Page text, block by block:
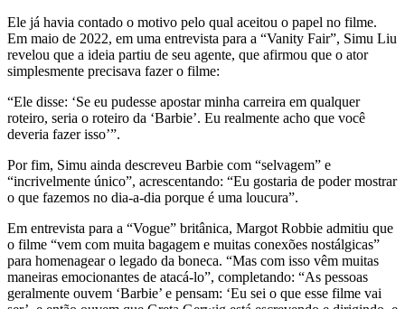
Ele já havia contado o motivo pelo qual aceitou o papel no filme.
Em maio de 2022, em uma entrevista para a “Vanity Fair”, Simu Liu
revelou que a ideia partiu de seu agente, que afirmou que o ator
simplesmente precisava fazer o filme:
“Ele disse: ‘Se eu pudesse apostar minha carreira em qualquer
roteiro, seria o roteiro da ‘Barbie’. Eu realmente acho que você
deveria fazer isso’”.
Por fim, Simu ainda descreveu Barbie com “selvagem” e
“incrivelmente único”, acrescentando: “Eu gostaria de poder mostrar
o que fazemos no dia-a-dia porque é uma loucura”.
Em entrevista para a “Vogue” britânica, Margot Robbie admitiu que
o filme “vem com muita bagagem e muitas conexões nostálgicas”
para homenagear o legado da boneca. “Mas com isso vêm muitas
maneiras emocionantes de atacá-lo”, completando: “As pessoas
geralmente ouvem ‘Barbie’ e pensam: ‘Eu sei o que esse filme vai